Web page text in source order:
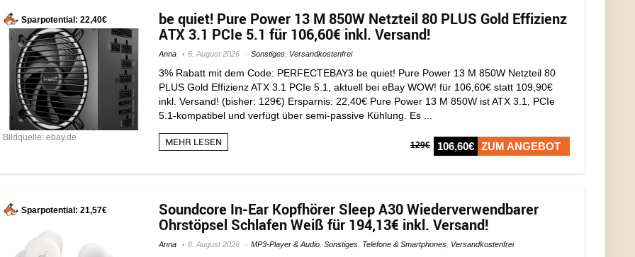
Sparpotential: 22,40€
Bildquelle: ebay.de
be quiet! Pure Power 13 M 850W Netzteil 80 PLUS Gold Effizienz
ATX 3.1 PCIe 5.1 für 106,60€ inkl. Versand!
Anna 6. August 2026 Sonstiges Versandkostenfrei
3% Rabatt mit dem Code: PERFECTEBAY3 be quiet! Pure Power 13 M 850W Netzteil 80
PLUS Gold Effizienz ATX 3.1 PCIe 5.1, aktuell bei eBay WOW! für 106,60€ statt 109,90€
inkl. Versand! (bisher: 129€) Ersparnis: 22,40€ Pure Power 13 M 850W ist ATX 3.1, PCIe
5.1-kompatibel und verfügt über semi-passive Kühlung. Es ...
MEHR LESEN 129€ 106,60€ ZUM ANGEBOT
Sparpotential: 21,57€
Soundcore In-Ear Kopfhörer Sleep A30 Wiederverwendbarer
Ohrstöpsel Schlafen Weiß für 194,13€ inkl. Versand!
Anna 6. August 2026 MP3-Player & Audio Sonstiges Telefone & Smartphones Versandkostenfrei